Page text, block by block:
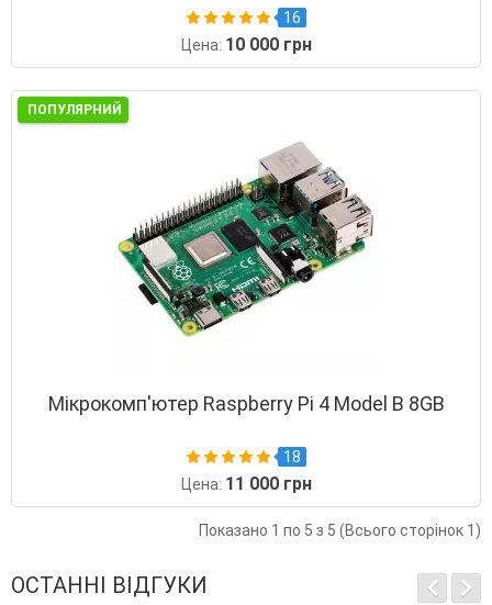
16
Цена: 10 000 грн
ПОПУЛЯРНИЙ
Мікрокомп'ютер Raspberry Pi 4 Model B 8GB
18
Цена: 11 000 грн
Показано 1 по 5 з 5 (Всього сторінок 1)
ОСТАННІ ВІДГУКИ